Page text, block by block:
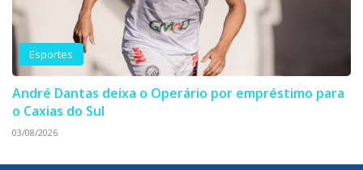
Esportes
André Dantas deixa o Operário por empréstimo para
o Caxias do Sul
03/08/2026